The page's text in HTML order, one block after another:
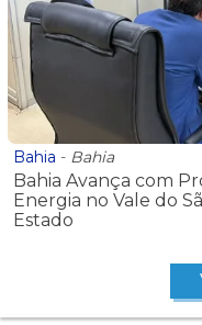
Bahia - Bahia
Bahia Avança com
Energia no Vale do
Estado